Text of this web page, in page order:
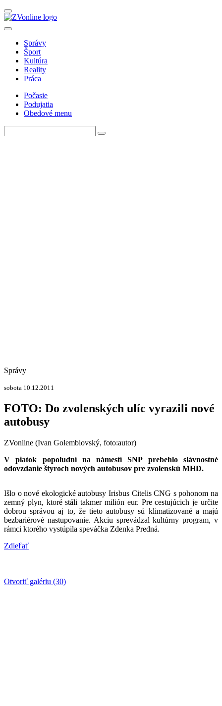
Správy
Šport
Kultúra
Reality
Práca
Počasie
Podujatia
Obedové menu
Správy
sobota 10.12.2011
FOTO: Do zvolenských ulíc vyrazili nové
autobusy
ZVonline (Ivan Golembiovský, foto:autor)
V piatok popoludní na námestí SNP prebehlo slávnostné
odovzdanie štyroch nových autobusov pre zvolenskú MHD.
Išlo o nové ekologické autobusy Irisbus Citelis CNG s pohonom na
zemný plyn, ktoré stáli takmer milión eur. Pre cestujúcich je určite
dobrou správou aj to, že tieto autobusy sú klimatizované a majú
bezbariérové nastupovanie. Akciu sprevádzal kultúrny program, v
rámci ktorého vystúpila speváčka Zdenka Predná.
Zdieľať
Otvoriť galériu (30)